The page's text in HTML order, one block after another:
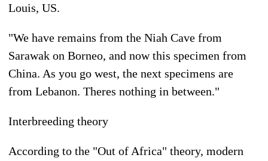
Louis, US.
"We have remains from the Niah Cave from
Sarawak on Borneo, and now this specimen from
China. As you go west, the next specimens are
from Lebanon. Theres nothing in between."
Interbreeding theory
According to the "Out of Africa" theory, modern